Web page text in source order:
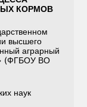
КОРМОВ
высшего
аграрный
(ФГБОУ ВО
наук